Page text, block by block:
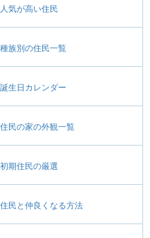
人気が高い住民
種族別の住民一覧
誕生日カレンダー
住民の家の外観一覧
初期住民の厳選
住民と仲良くなる方法